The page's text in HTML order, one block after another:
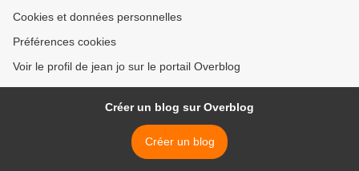
Cookies et données personnelles
Préférences cookies
Voir le profil de jean jo sur le portail Overblog
Créer un blog sur Overblog
Créer un blog